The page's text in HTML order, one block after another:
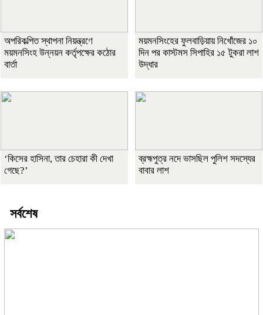
অপরিকল্পিত স্থাপনা নিয়ন্ত্রণে
ময়মনসিংহ উন্নয়ন কর্তৃপক্ষের কঠোর
বার্তা
ময়মনসিংহের ফুলবাড়িয়ায় নিখোঁজের ১০
দিন পর কাস্টমস সিপাহির ১৫ টুকরা লাশ
উদ্ধার
‘কিসের হাসিনা, তার চেহারা কী দেখা
গেছে?’
ব্রহ্মপুত্র নদে ভাসছিল পুলিশ সদস্যের
বাবার লাশ
সর্বশেষ